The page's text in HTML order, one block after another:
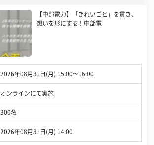
【中部電力】「きれいごと」を貫き、
想いを形にする！中部電
2026年08月31日(月) 15:00〜16:00
オンラインにて実施
300名
2026年08月31日(月) 14:00